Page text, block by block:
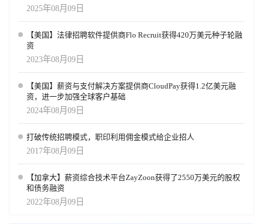
2025年08月09日
【美国】法律招聘软件提供商Flo Recruit获得420万美元种子轮融
资
2023年08月09日
【美国】薪资与支付解决方案提供商CloudPay获得1.2亿美元融
资，进一步加强全球客户基础
2024年08月09日
打破传统招聘模式，职印利用佣金模式给企业招人
2017年08月09日
【加拿大】薪资综合技术平台ZayZoon获得了2550万美元的股权
和债务融资
2022年08月09日